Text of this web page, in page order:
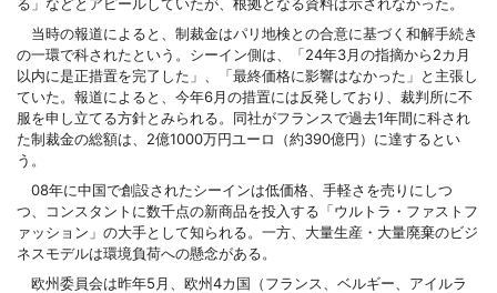
当時の報道によると、制裁金はパリ地検との合意に基づく和解手続き
の一環で科されたという。シーイン側は、「24年3月の指摘から2カ月
以内に是正措置を完了した」、「最終価格に影響はなかった」と主張し
ていた。報道によると、今年6月の措置には反発しており、裁判所に不
服を申し立てる方針とみられる。同社がフランスで過去1年間に科され
た制裁金の総額は、2億1000万円ユーロ（約390億円）に達するとい
う。
08年に中国で創設されたシーインは低価格、手軽さを売りにしつ
つ、コンスタントに数千点の新商品を投入する「ウルトラ・ファストフ
ァッション」の大手として知られる。一方、大量生産・大量廃棄のビジ
ネスモデルは環境負荷への懸念がある。
欧州委員会は昨年5月、欧州4カ国（フランス、ベルギー、アイルラ